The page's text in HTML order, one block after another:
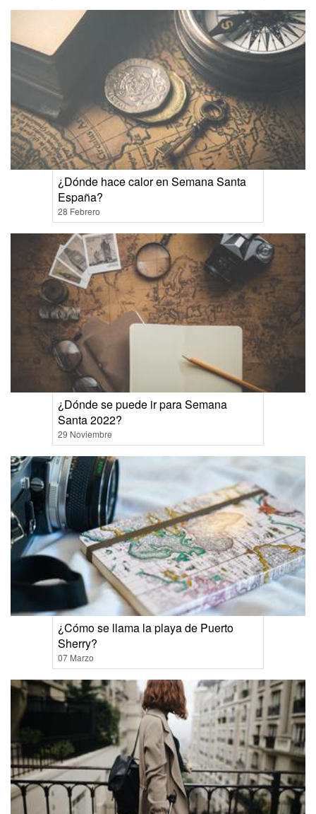
¿Dónde hace calor en Semana Santa
España?
28 Febrero
¿Dónde se puede ir para Semana
Santa 2022?
29 Noviembre
¿Cómo se llama la playa de Puerto
Sherry?
07 Marzo